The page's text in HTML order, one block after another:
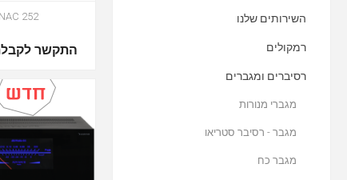
NAC 252
התקשר
השירותים שלנו
רמקולים
רסיברים ומגברים
מגברי מנורות
מגבר - רסיבר סטריאו
מגבר כח